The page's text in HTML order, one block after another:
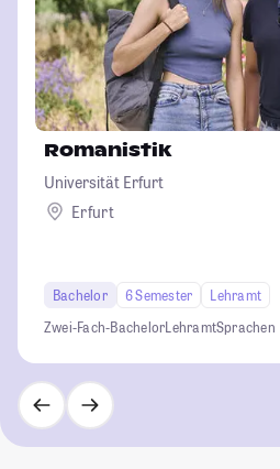
Romanistik
Universität Erfurt
Erfurt
Bachelor 6 Semester
Lehramt
Zwei-Fach-BachelorLehramtSprachen